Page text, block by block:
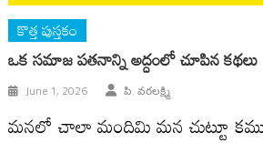
కొత్త పుస్తకం
ఒక సమాజ పతనాన్ని అద్దంలో చూపిన కథలు
June 1, 2026 పి. వరలక్ష్మి
మనలో చాలా మందిమి మన చుట్టూ